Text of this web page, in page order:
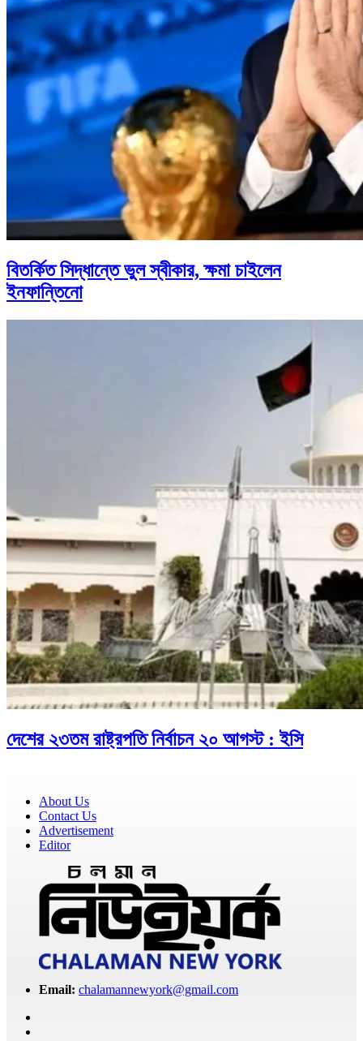
বিতর্কিত সিদ্ধান্তে ভুল স্বীকার, ক্ষমা চাইলেন
ইনফান্তিনো
দেশের ২৩তম রাষ্ট্রপতি নির্বাচন ২০ আগস্ট : ইসি
About Us
Contact Us
Advertisement
Editor
Email: chalamannewyork@gmail.com